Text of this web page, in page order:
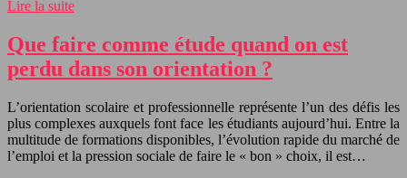
Lire la suite
Que faire comme étude quand on est
perdu dans son orientation ?
L’orientation scolaire et professionnelle représente l’un des défis les
plus complexes auxquels font face les étudiants aujourd’hui. Entre la
multitude de formations disponibles, l’évolution rapide du marché de
l’emploi et la pression sociale de faire le « bon » choix, il est…